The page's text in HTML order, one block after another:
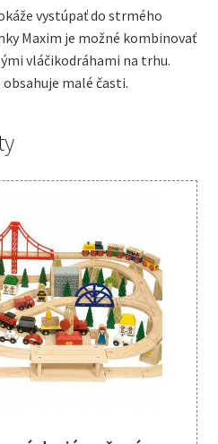
vystúpať do strmého
Maxim je možné kombinovať
vláčikodráhami na trhu.
malé časti.